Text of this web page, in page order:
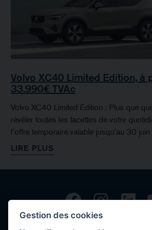
Volvo XC40 Limited Edition, à
33.990€ TVAc
Volvo XC40 Limited Edition : Plus que
révéler toutes les facettes de votre
l’offre temporaire valable jusqu’au 30
LIRE PLUS
Gestion des cookies